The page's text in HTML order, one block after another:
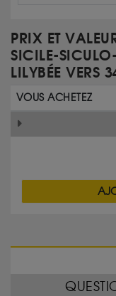
PRIX ET
SICILE-
LILYBÉE VERS
VOUS ACHETEZ